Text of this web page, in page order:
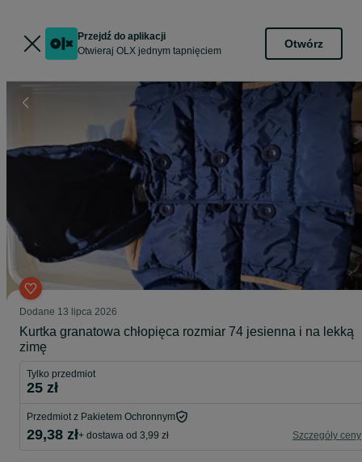
Przejdź do aplikacji
Otwieraj OLX jednym tapnięciem
Otwórz
Dodane 13 lipca 2026
Kurtka granatowa chłopięca rozmiar 74 jesienna i na lekką
zimę
Tylko przedmiot
25 zł
Przedmiot z Pakietem Ochronnym
29,38 zł+ dostawa od 3,99 zł Szczegóły ceny